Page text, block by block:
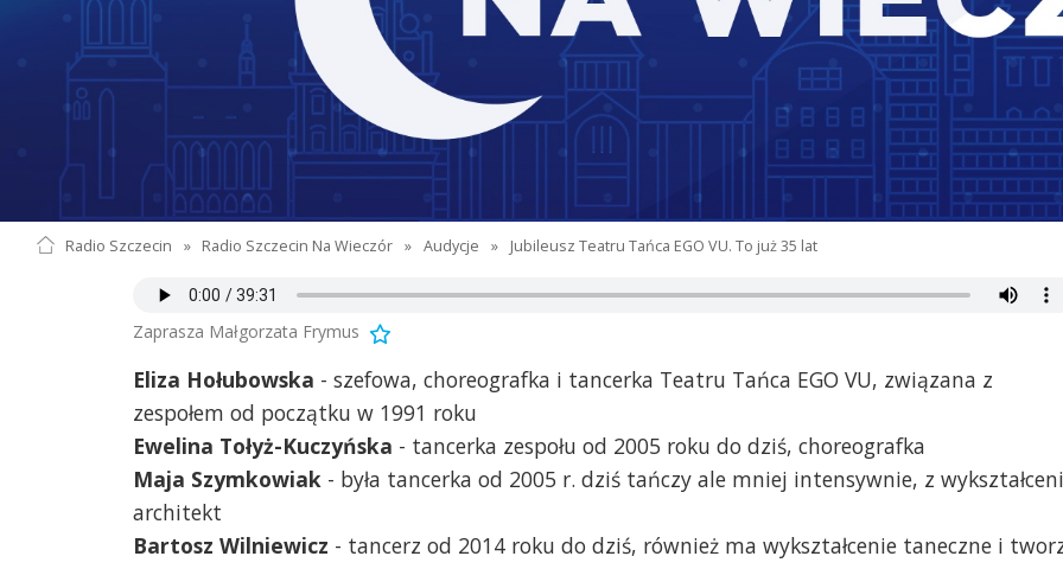
Radio Szczecin » Radio Szczecin Na Wieczór » Audycje » Jubileusz Teatru Tańca EGO VU. To już 35 lat
Zaprasza Małgorzata Frymus
Eliza Hołubowska - szefowa, choreografka i tancerka Teatru Tańca EGO VU, związana z
zespołem od początku w 1991 roku
Ewelina Tołyż-Kuczyńska - tancerka zespołu od 2005 roku do dziś, choreografka
Maja Szymkowiak - była tancerka od 2005 r. dziś tańczy ale mniej intensywnie, z
architekt
Bartosz Wilniewicz - tancerz od 2014 roku do dziś, również ma wykształcenie taneczne i